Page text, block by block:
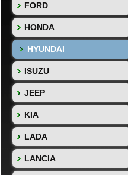
FORD
HONDA
HYUNDAI
ISUZU
JEEP
KIA
LADA
LANCIA